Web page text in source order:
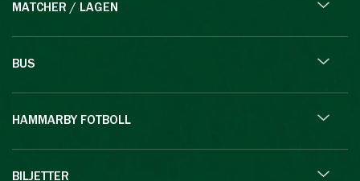
MATCHER / LAGEN
BUS
HAMMARBY FOTBOLL
BILJETTER